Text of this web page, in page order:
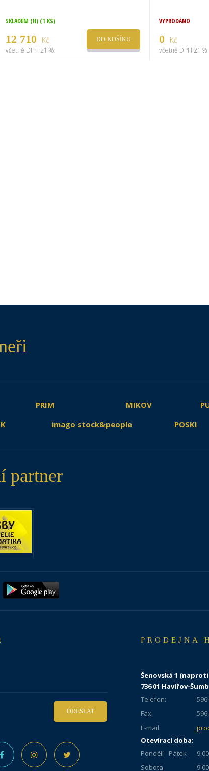
SKLADEM (H) (1 KS)
12 710 Kč
včetně DPH 21 %
DO KOŠÍKU
VYPRODÁNO
0 Kč
včetně DPH 21 %
PRIM MIKOV
imago stock&people POSKI
partner
ODESLAT
PRODEJNA
Šenovská 1
736 01 Havířov-
Telefon:
596
Fax:
596
E-mail:
Otevírací doba:
Pondělí - Pátek
Sobota